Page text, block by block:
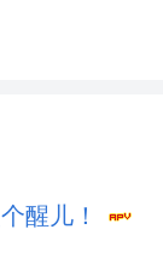
醒儿！